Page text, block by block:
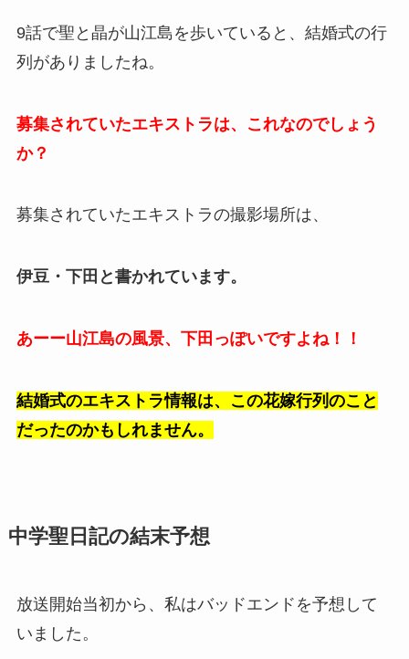
9話で聖と晶が山江島を歩いていると、結婚式の行
列がありましたね。
募集されていたエキストラは、これなのでしょう
か？
募集されていたエキストラの撮影場所は、
伊豆・下田と書かれています。
あーー山江島の風景、下田っぽいですよね！！
結婚式のエキストラ情報は、この花嫁行列のこと
だったのかもしれません。
中学聖日記の結末予想
放送開始当初から、私はバッドエンドを予想して
いました。